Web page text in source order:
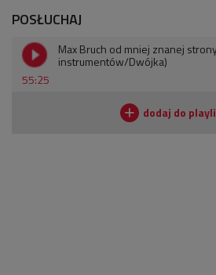
POSŁUCHAJ
55:25
Max Bruch od mniej znanej
instrumentów/Dwójka)